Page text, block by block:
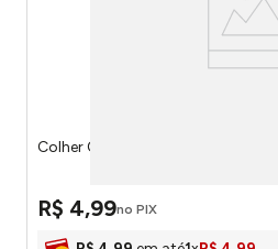
Colher Oval Madeira 24cm 3 - Stolf
R$ 4,99no PIX